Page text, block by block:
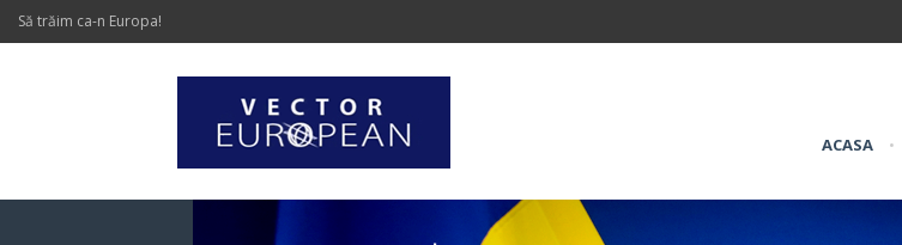
Să trăim ca-n Europa!
ACASA •